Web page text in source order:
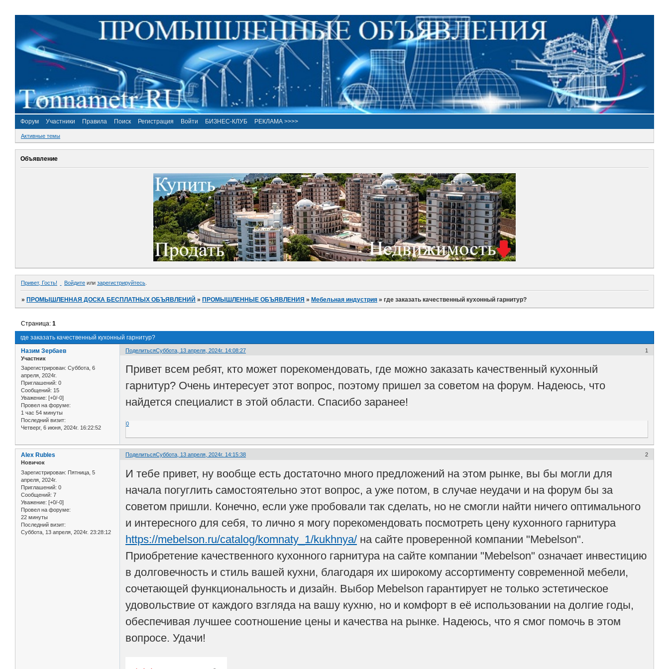
Форум Участники Правила Поиск Регистрация Войти БИЗНЕС-КЛУБ РЕКЛАМА >>>>
Активные темы
Объявление
Привет, Гость! Войдите или зарегистрируйтесь
»ПРОМЫШЛЕННАЯ ДОСКА БЕСПЛАТНЫХ ОБЪЯВЛЕНИЙ »ПРОМЫШЛЕННЫЕ ОБЪЯВЛЕНИЯ »Мебельная индустрия »где заказать качественный кухонный гарнитур?
где заказать качественный кухонный гарнитур?
Страница:1
Поделиться 1
Суббота, 13 апреля, 2024г. 14:08:27
Назим Зербаев
Участник
Зарегистрирован: Суббота, 6
апреля, 2024г.
Приглашений: 0
Сообщений: 15
Уважение: [+0/-0]
Провел на форуме:
1 час 54 минуты
Последний визит:
Четверг, 6 июня, 2024г. 16:22:52
Привет всем ребят, кто может порекомендовать, где можно заказать качественный кухонный
гарнитур? Очень интересует этот вопрос, поэтому пришел за советом на форум. Надеюсь, что
найдется специалист в этой области. Спасибо заранее!
0
Поделиться 2
Суббота, 13 апреля, 2024г. 14:15:38
Alex Rubles
Новичок
Зарегистрирован: Пятница, 5
апреля, 2024г.
Приглашений: 0
Сообщений: 7
Уважение: [+0/-0]
Провел на форуме:
22 минуты
Последний визит:
Суббота, 13 апреля, 2024г. 23:28:12
И тебе привет, ну вообще есть достаточно много предложений на этом рынке, вы бы могли для
начала погуглить самостоятельно этот вопрос, а уже потом, в случае неудачи и на форум бы за
советом пришли. Конечно, если уже пробовали так сделать, но не смогли найти ничего оптимального
и интересного для себя, то лично я могу порекомендовать посмотреть цену кухонного гарнитура
https://mebelson.ru/catalog/komnaty_1/kukhnya/ на сайте проверенной компании "Mebelson".
Приобретение качественного кухонного гарнитура на сайте компании "Mebelson" означает инвестицию
в долговечность и стиль вашей кухни, благодаря их широкому ассортименту современной мебели,
сочетающей функциональность и дизайн. Выбор Mebelson гарантирует не только эстетическое
удовольствие от каждого взгляда на вашу кухню, но и комфорт в её использовании на долгие годы,
обеспечивая лучшее соотношение цены и качества на рынке. Надеюсь, что я смог помочь в этом
вопросе. Удачи!